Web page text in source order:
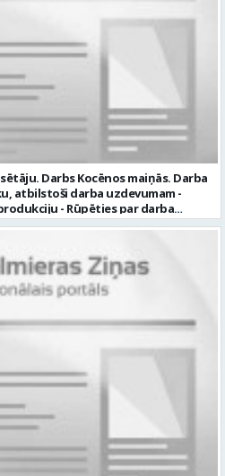
Darbs Kocēnos maiņās. Darba
atbilstoši darba uzdevumam -
- Rūpēties par darba
EUR 1200 bruto (atkarīgs no
algu - Profesionālus un
28319289 Profesija:
izmaksas veids: Laika darba alga
iela 2, Kocēni, Kocēnu pag.,
slodze Darbības joma: Ražošana
2027-09-07 Darba sākšanas
Davids Pavlovs